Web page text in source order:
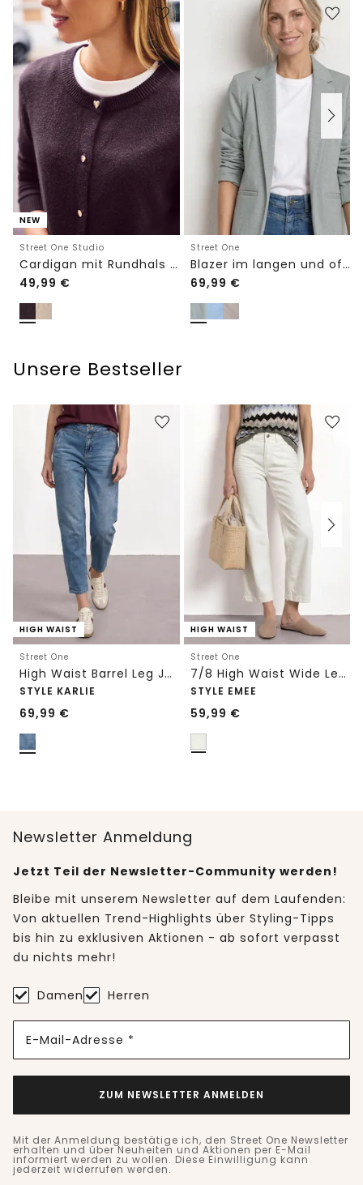
NEW
Street One Studio
Cardigan mit Rundhals und Knöpfen
49,99 €
Street One
Blazer im langen und offenen Schnitt
69,99 €
Unsere Bestseller
HIGH WAIST
Street One
High Waist Barrel Leg Jeans im Loose Fit
STYLE KARLIE
69,99 €
HIGH WAIST
Street One
7/8 High Waist Wide Leg Jeans im Loose Fit
STYLE EMEE
59,99 €
Newsletter Anmeldung
Jetzt Teil der Newsletter-Community werden!
Bleibe mit unserem Newsletter auf dem Laufenden:
Von aktuellen Trend-Highlights über Styling-Tipps
bis hin zu exklusiven Aktionen - ab sofort verpasst
du nichts mehr!
Damen Herren
E-Mail-Adresse *
ZUM NEWSLETTER ANMELDEN
Mit der Anmeldung bestätige ich, den Street One Newsletter
erhalten und über Neuheiten und Aktionen per E-Mail
informiert werden zu wollen. Diese Einwilligung kann
jederzeit widerrufen werden.